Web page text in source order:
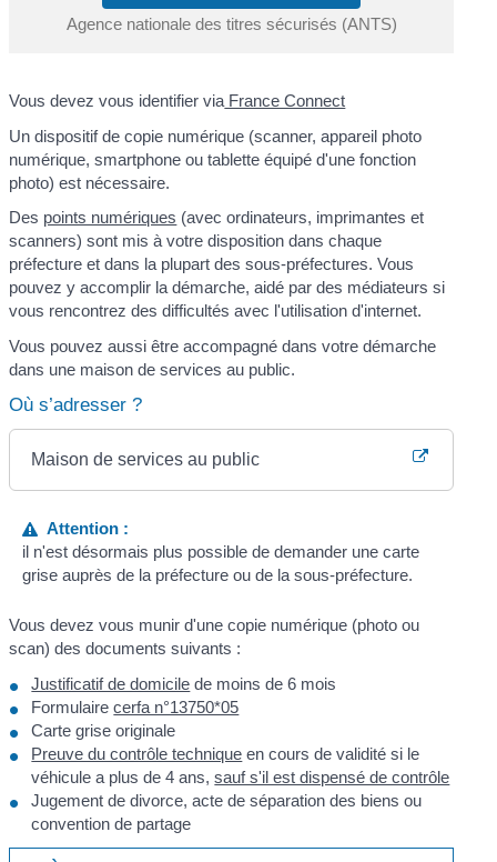
Agence nationale des titres sécurisés (ANTS)
Vous devez vous identifier via France Connect
Un dispositif de copie numérique (scanner, appareil photo
numérique, smartphone ou tablette équipé d'une fonction
photo) est nécessaire.
Des points numériques (avec ordinateurs, imprimantes et
scanners) sont mis à votre disposition dans chaque
préfecture et dans la plupart des sous-préfectures. Vous
pouvez y accomplir la démarche, aidé par des médiateurs si
vous rencontrez des difficultés avec l'utilisation d'internet.
Vous pouvez aussi être accompagné dans votre démarche
dans une maison de services au public.
Où s’adresser ?
Maison de services au public
Attention :
il n'est désormais plus possible de demander une carte
grise auprès de la préfecture ou de la sous-préfecture.
Vous devez vous munir d'une copie numérique (photo ou
scan) des documents suivants :
Justificatif de domicile de moins de 6 mois
Formulairecerfa n°13750*05
Carte grise originale
Preuve du contrôle technique en cours de validité si le
véhicule a plus de 4 ans,sauf s'il est dispensé de contrôle
Jugement de divorce, acte de séparation des biens ou
convention de partage